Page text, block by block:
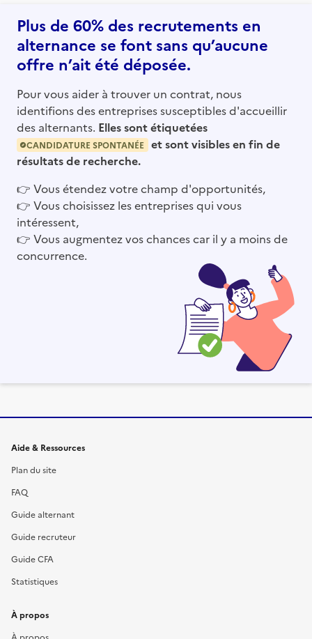
Plus de 60% des recrutements en
alternance se font sans qu’aucune
offre n’ait été déposée.
Pour vous aider à trouver un contrat, nous
identifions des entreprises susceptibles d'accueillir
des alternants. Elles sont étiquetées
CANDIDATURE SPONTANÉE
et sont visibles en fin de
résultats de recherche.
👉 Vous étendez votre champ d'opportunités,
👉 Vous choisissez les entreprises qui vous
intéressent,
👉 Vous augmentez vos chances car il y a moins de
concurrence.
Informations et liens du site
Aide & Ressources
Plan du site
FAQ
Guide alternant
Guide recruteur
Guide CFA
Statistiques
À propos
À propos